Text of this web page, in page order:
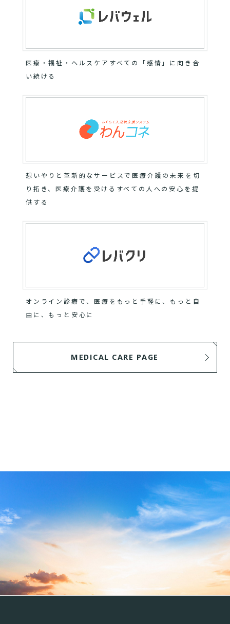
医療・福祉・ヘルスケアすべての「感情」に向き合
い続ける
想いやりと革新的なサービスで医療介護の未来を切
り拓き、医療介護を受けるすべての人への安心を提
供する
オンライン診療で、医療をもっと手軽に、もっと自
由に、もっと安心に
MEDICAL CARE PAGE